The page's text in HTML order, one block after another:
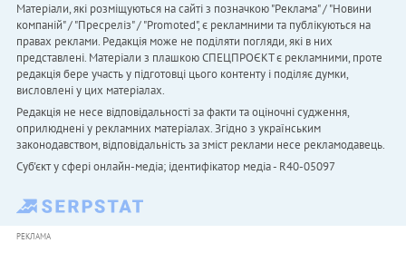
Матеріали, які розміщуються на сайті з позначкою "Реклама" / "Новини
компаній" / "Пресреліз" / "Promoted", є рекламними та публікуються на
правах реклами. Редакція може не поділяти погляди, які в них
представлені. Матеріали з плашкою СПЕЦПРОЄКТ є рекламними, проте
редакція бере участь у підготовці цього контенту і поділяє думки,
висловлені у цих матеріалах.
Редакція не несе відповідальності за факти та оціночні судження,
оприлюднені у рекламних матеріалах. Згідно з українським
законодавством, відповідальність за зміст реклами несе рекламодавець.
Cуб'єкт у сфері онлайн-медіа; ідентифікатор медіа - R40-05097
РЕКЛАМА